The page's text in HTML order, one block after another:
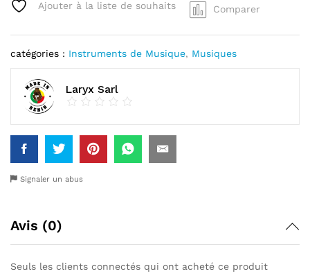
Ajouter à la liste de souhaits Comparer
catégories : Instruments de Musique, Musiques
Laryx Sarl
Signaler un abus
Avis (0)
Seuls les clients connectés qui ont acheté ce produit